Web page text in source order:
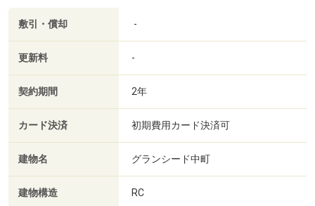
敷引・償却 -
更新料 -
契約期間 2年
カード決済 初期費用カード決済可
建物名 グランシード中町
建物構造 RC